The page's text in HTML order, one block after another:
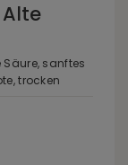
sanftes
trocken